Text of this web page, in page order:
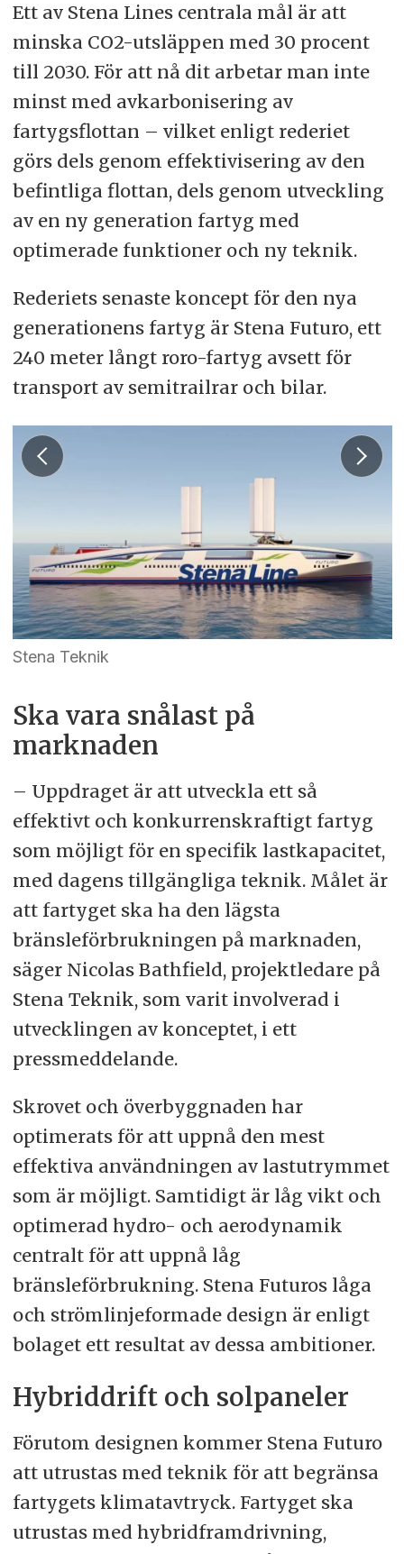
Ett av Stena Lines centrala mål är att
minska CO2-utsläppen med 30 procent
till 2030. För att nå dit arbetar man inte
minst med avkarbonisering av
fartygsflottan – vilket enligt rederiet
görs dels genom effektivisering av den
befintliga flottan, dels genom utveckling
av en ny generation fartyg med
optimerade funktioner och ny teknik.
Rederiets senaste koncept för den nya
generationens fartyg är Stena Futuro, ett
240 meter långt roro-fartyg avsett för
transport av semitrailrar och bilar.
Stena Teknik
Ska vara snålast på
marknaden
– Uppdraget är att utveckla ett så
effektivt och konkurrenskraftigt fartyg
som möjligt för en specifik lastkapacitet,
med dagens tillgängliga teknik. Målet är
att fartyget ska ha den lägsta
bränsleförbrukningen på marknaden,
säger Nicolas Bathfield, projektledare på
Stena Teknik, som varit involverad i
utvecklingen av konceptet, i ett
pressmeddelande.
Skrovet och överbyggnaden har
optimerats för att uppnå den mest
effektiva användningen av lastutrymmet
som är möjligt. Samtidigt är låg vikt och
optimerad hydro- och aerodynamik
centralt för att uppnå låg
bränsleförbrukning. Stena Futuros låga
och strömlinjeformade design är enligt
bolaget ett resultat av dessa ambitioner.
Hybriddrift och solpaneler
Förutom designen kommer Stena Futuro
att utrustas med teknik för att begränsa
fartygets klimatavtryck. Fartyget ska
utrustas med hybridframdrivning,